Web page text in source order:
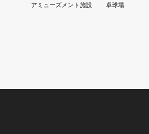
アミューズメント施設 卓球場